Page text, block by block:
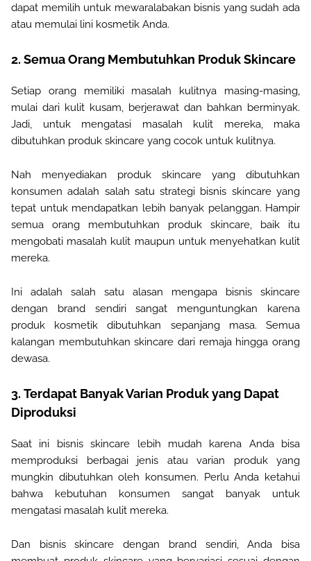
dapat memilih untuk mewaralabakan bisnis yang sudah ada
atau memulai lini kosmetik Anda.
2. Semua Orang Membutuhkan Produk Skincare
Setiap orang memiliki masalah kulitnya masing-masing,
mulai dari kulit kusam, berjerawat dan bahkan berminyak.
Jadi, untuk mengatasi masalah kulit mereka, maka
dibutuhkan produk skincare yang cocok untuk kulitnya.
Nah menyediakan produk skincare yang dibutuhkan
konsumen adalah salah satu strategi bisnis skincare yang
tepat untuk mendapatkan lebih banyak pelanggan. Hampir
semua orang membutuhkan produk skincare, baik itu
mengobati masalah kulit maupun untuk menyehatkan kulit
mereka.
Ini adalah salah satu alasan mengapa bisnis skincare
dengan brand sendiri sangat menguntungkan karena
produk kosmetik dibutuhkan sepanjang masa. Semua
kalangan membutuhkan skincare dari remaja hingga orang
dewasa.
3. Terdapat Banyak Varian Produk yang Dapat
Diproduksi
Saat ini bisnis skincare lebih mudah karena Anda bisa
memproduksi berbagai jenis atau varian produk yang
mungkin dibutuhkan oleh konsumen. Perlu Anda ketahui
bahwa kebutuhan konsumen sangat banyak untuk
mengatasi masalah kulit mereka.
Dan bisnis skincare dengan brand sendiri, Anda bisa